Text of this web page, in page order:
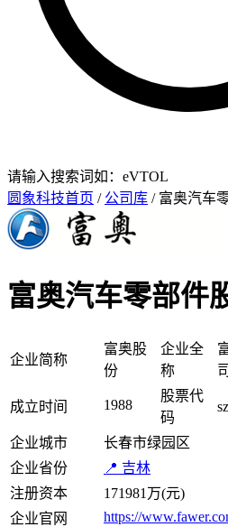
请输入搜索词如：eVTOL
圆象科技首页 / 公司库 / 富奥汽车
富奥汽车零部件
企业简称
富奥股
份
企业全
称
司
成立时间 1988
股票代
码
企业城市
长春市绿园区
企业省份
📍 吉林
注册资本
171981万(元)
企业官网
https://